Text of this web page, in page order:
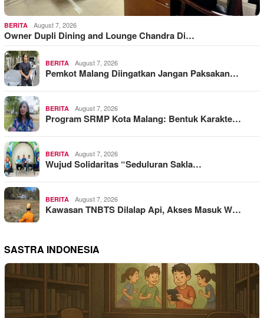
BERITA August 7, 2026
Owner Dupli Dining and Lounge Chandra Di…
BERITA August 7, 2026
Pemkot Malang Diingatkan Jangan Paksakan…
BERITA August 7, 2026
Program SRMP Kota Malang: Bentuk Karakte…
BERITA August 7, 2026
Wujud Solidaritas “Seduluran Sakla…
BERITA August 7, 2026
Kawasan TNBTS Dilalap Api, Akses Masuk W…
SASTRA INDONESIA